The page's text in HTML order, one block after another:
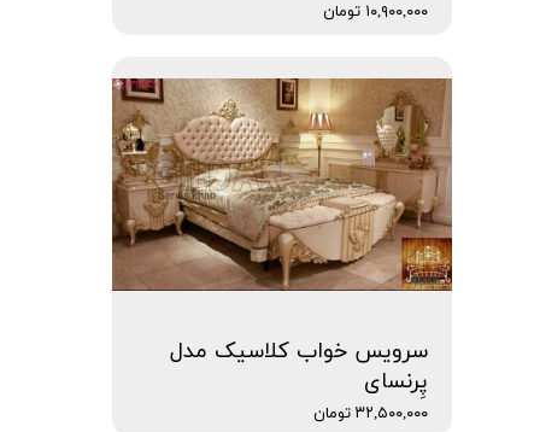
۱۰,۹۰۰,۰۰۰ تومان
سرویس خواب کلاسیک مدل
پِرنسای
۳۲,۵۰۰,۰۰۰ تومان